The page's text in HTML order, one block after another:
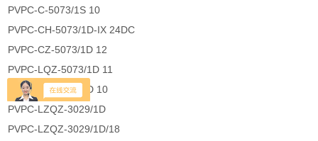
PVPC-C-5073/1S 10
PVPC-CH-5073/1D-IX 24DC
PVPC-CZ-5073/1D 12
PVPC-LQZ-5073/1D 11
PVPC-LW-4046/1D 10
PVPC-LZQZ-3029/1D
PVPC-LZQZ-3029/1D/18